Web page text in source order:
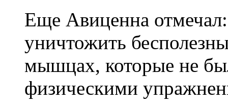
Еще Авиценна
уничтожить
мышцах, которые не
физическими